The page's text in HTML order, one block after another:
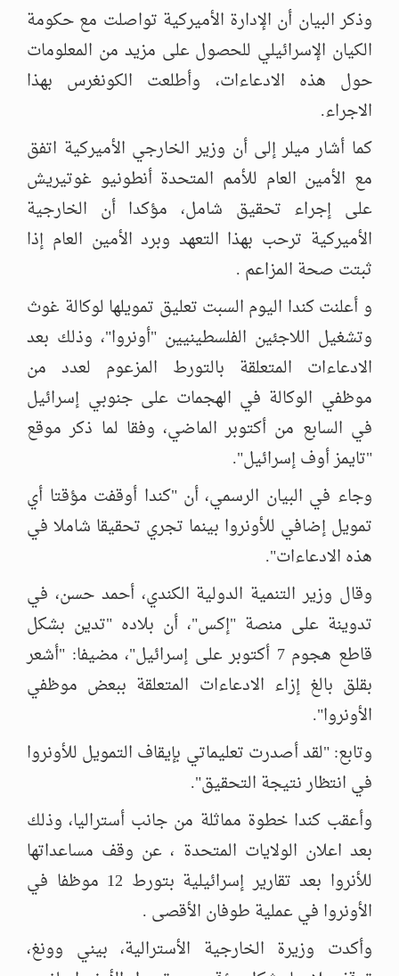
وذكر البيان أن الإدارة الأميركية تواصلت مع حكومة
الكيان الإسرائيلي للحصول على مزيد من المعلومات
حول هذه الادعاءات، وأطلعت الكونغرس بهذا
الاجراء.
كما أشار ميلر إلى أن وزير الخارجي الأميركية اتفق
مع الأمين العام للأمم المتحدة أنطونيو غوتيريش
على إجراء تحقيق شامل، مؤكدا أن الخارجية
الأميركية ترحب بهذا التعهد وبرد الأمين العام إذا
ثبتت صحة المزاعم .
و أعلنت كندا اليوم السبت تعليق تمويلها لوكالة غوث
وتشغيل اللاجئين الفلسطينيين "أونروا"، وذلك بعد
الادعاءات المتعلقة بالتورط المزعوم لعدد من
موظفي الوكالة في الهجمات على جنوبي إسرائيل
في السابع من أكتوبر الماضي، وفقا لما ذكر موقع
"تايمز أوف إسرائيل".
وجاء في البيان الرسمي، أن "كندا أوقفت مؤقتا أي
تمويل إضافي للأونروا بينما تجري تحقيقا شاملا في
هذه الادعاءات".
وقال وزير التنمية الدولية الكندي، أحمد حسن، في
تدوينة على منصة "إكس"، أن بلاده "تدين بشكل
قاطع هجوم 7 أكتوبر على إسرائيل"، مضيفا: "أشعر
بقلق بالغ إزاء الادعاءات المتعلقة ببعض موظفي
الأونروا".
وتابع: "لقد أصدرت تعليماتي بإيقاف التمويل للأونروا
في انتظار نتيجة التحقيق".
وأعقب كندا خطوة مماثلة من جانب أستراليا، وذلك
بعد اعلان الولايات المتحدة ، عن وقف مساعداتها
للأنروا بعد تقارير إسرائيلية بتورط 12 موظفا في
الأونروا في عملية طوفان الأقصى .
وأكدت وزيرة الخارجية الأسترالية، بيني وونغ،